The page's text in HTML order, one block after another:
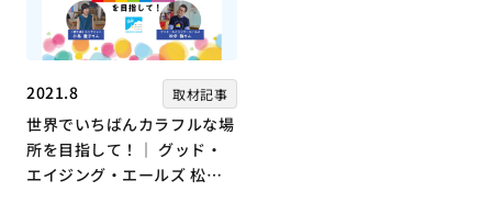
2021.8 取材記事
世界でいちばんカラフルな場
所を目指して！｜ グッド・
エイジング・エールズ 松中